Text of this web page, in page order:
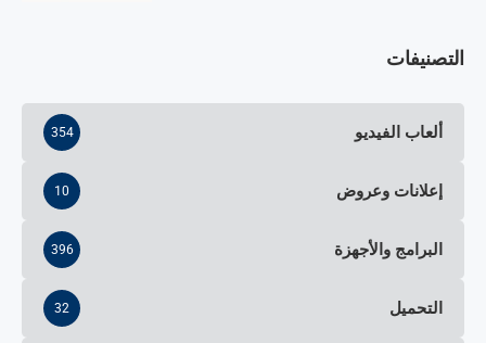
التصنيفات
ألعاب الفيديو 354
إعلانات وعروض 10
البرامج والأجهزة 396
التحميل 32